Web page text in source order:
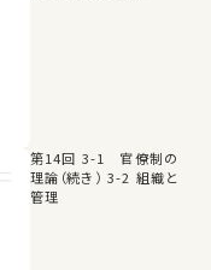
第14回 3-1 官僚制の
理論（続き） 3-2 組織と
管理